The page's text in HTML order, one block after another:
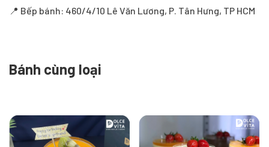
📍 Bếp bánh: 460/4/10 Lê Văn Lương, P. Tân Hưng, TP HCM
Bánh cùng loại